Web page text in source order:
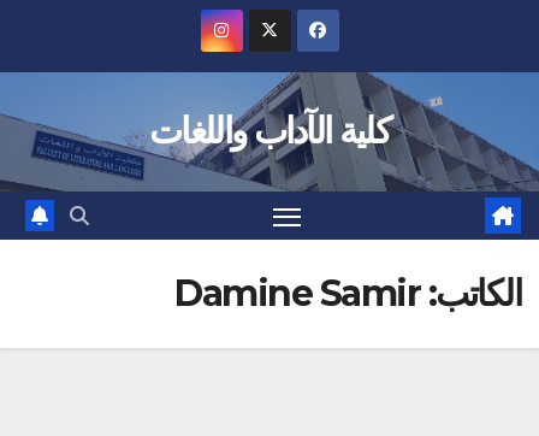
كلية الآداب واللغات
الكاتب:Damine Samir